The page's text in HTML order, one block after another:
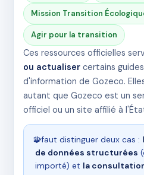
Mission Transition
Agir pour la transition
Ces ressources officielles
ou actualiser certains
d'information de Gozeco.
autant que Gozeco est un
officiel ou un site affilié à
🧩
Il faut distinguer deux cas :
de données structurées
importé) et la